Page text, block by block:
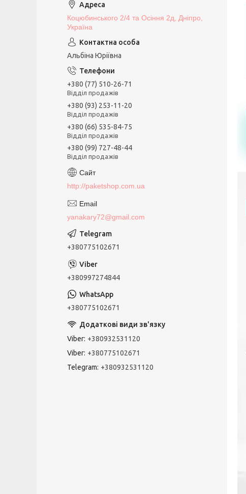
Коцюбинського 2/4 та Осіння 2д, Дніпро,
Україна
Альбіна Юріївна
+380 (77) 510-26-71
Відділ продажів
+380 (93) 253-11-20
Відділ продажів
+380 (66) 535-84-75
Відділ продажів
+380 (99) 727-48-44
Відділ продажів
http://paketshop.com.ua
yanakary72@gmail.com
+380775102671
+380997274844
+380775102671
Viber +380932531120
Viber +380775102671
Telegram +380932531120